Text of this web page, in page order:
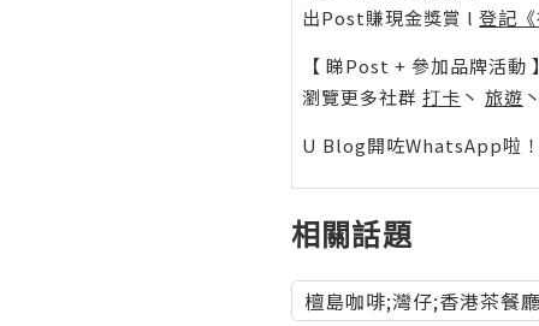
出Post賺現金獎賞 l 登記
【 睇Post + 參加品牌活動
瀏覽更多社群 打卡 丶 旅遊
U Blog開咗WhatsApp啦
相關話題
檀島咖啡;灣仔;香港茶餐